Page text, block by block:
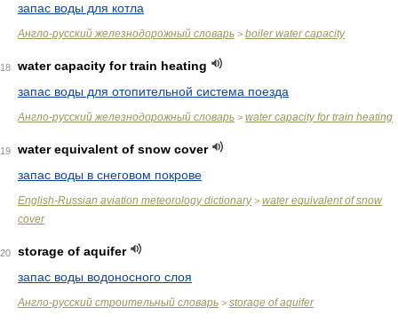
запас воды для котла
Англо-русский железнодорожный словарь > boiler water capacity
18
water capacity for train heating
запас воды для отопительной система поезда
Англо-русский железнодорожный словарь > water capacity for train heating
19
water equivalent of snow cover
запас воды в снеговом покрове
English-Russian aviation meteorology dictionary> water equivalent of snow
cover
20
storage of aquifer
запас воды водоносного слоя
Англо-русский строительный словарь > storage of aquifer